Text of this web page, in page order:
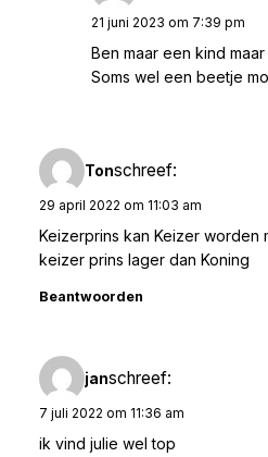
21 juni 2023 om 7:39 pm
Ben maar een kind
Soms wel een beetje
Tonschreef:
29 april 2022 om 11:03 am
Keizerprins kan Keizer worden
keizer prins lager dan Koning
Beantwoorden
janschreef:
7 juli 2022 om 11:36 am
ik vind julie wel top